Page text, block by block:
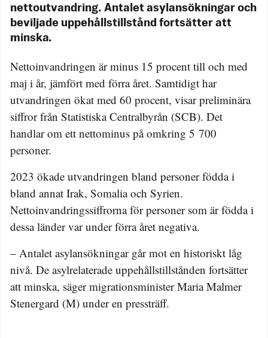
nettoutvandring. Antalet asylansökningar och
beviljade uppehållstillstånd fortsätter att
minska.
Nettoinvandringen är minus 15 procent till och med
maj i år, jämfört med förra året. Samtidigt har
utvandringen ökat med 60 procent, visar preliminära
siffror från Statistiska Centralbyrån (SCB). Det
handlar om ett nettominus på omkring 5 700
personer.
2023 ökade utvandringen bland personer födda i
bland annat Irak, Somalia och Syrien.
Nettoinvandringssiffrorna för personer som är födda i
dessa länder var under förra året negativa.
– Antalet asylansökningar går mot en historiskt låg
nivå. De asylrelaterade uppehållstillstånden fortsätter
att minska, säger migrationsminister Maria Malmer
Stenergard (M) under en pressträff.